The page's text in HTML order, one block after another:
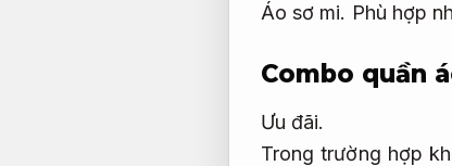
Áo sơ mi. Phù hợp
Combo quần
Ưu đãi.
Trong trường hợp